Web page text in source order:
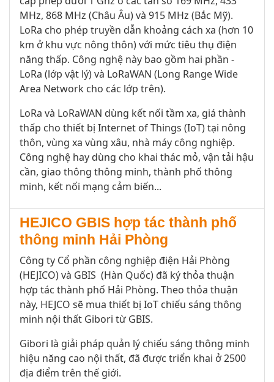
MHz, 868 MHz (Châu Âu) và 915 MHz (Bắc Mỹ).
LoRa cho phép truyền dẫn khoảng cách xa (hơn 10
km ở khu vực nông thôn) với mức tiêu thụ điện
năng thấp. Công nghệ này bao gồm hai phần -
LoRa (lớp vật lý) và LoRaWAN (Long Range Wide
Area Network cho các lớp trên).
LoRa và LoRaWAN dùng kết nối tầm xa, giá thành
thấp cho thiết bị Internet of Things (IoT) tại nông
thôn, vùng xa vùng xâu, nhà máy công nghiệp.
Công nghệ hay dùng cho khai thác mỏ, vận tải hậu
cần, giao thông thông minh, thành phố thông
minh, kết nối mạng cảm biến...
HEJICO GBIS hợp tác thành phố
thông minh Hải Phòng
Công ty Cổ phần công nghiệp điện Hải Phòng
(HEJICO) và GBIS (Hàn Quốc) đã ký thỏa thuận
hợp tác thành phố Hải Phòng. Theo thỏa thuận
này, HEJCO sẽ mua thiết bị IoT chiếu sáng thông
minh nội thất Gibori từ GBIS.
Gibori là giải pháp quản lý chiếu sáng thông minh
hiệu năng cao nội thất, đã được triển khai ở 2500
địa điểm trên thế giới.